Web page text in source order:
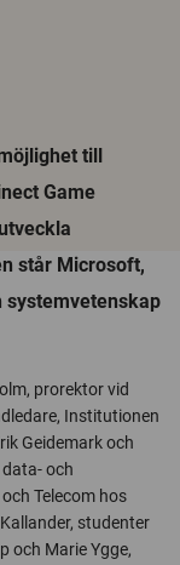
till
Game
står Microsoft,
systemvetenskap
prorektor vid
Institutionen
Geidemark och
och
Telecom hos
studenter
och Marie Ygge,